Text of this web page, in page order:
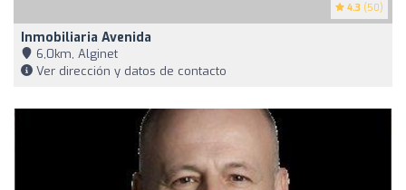
4.3 (50)
Inmobiliaria Avenida
6,0km, Alginet
Ver dirección y datos de contacto